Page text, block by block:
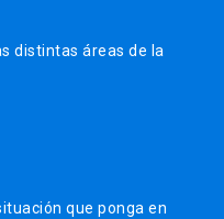
distintas áreas de la
que ponga en